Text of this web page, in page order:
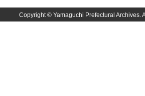
御手伝記
Copyright © Yamaguchi Prefectural Archives.